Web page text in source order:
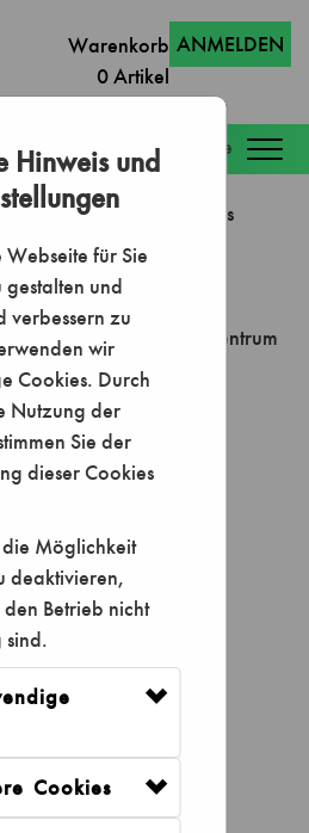
Hinweis und
Webseite für Sie
und
verbessern zu
wir
Cookies. Durch
Nutzung der
Sie der
dieser Cookies
Möglichkeit
deaktivieren,
Betrieb nicht
sind.
Cookies
Warenkorb
0Artikel
ANMELDEN